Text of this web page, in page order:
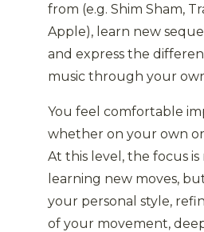
from (e.g. Shim Sham,
Apple), learn new
and express the
music through your
You feel comfortable
whether on your own or
At this level, the focus
learning new moves,
your personal style,
of your movement,